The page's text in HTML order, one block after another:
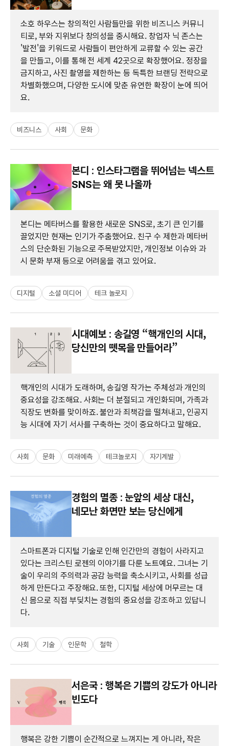
소호 하우스는 창의적인 사람들만을 위한 비즈니스 커뮤니
티로, 부와 지위보다 창의성을 중시해요. 창업자 닉 존스는
'발전'을 키워드로 사람들이 편안하게 교류할 수 있는 공간
을 만들고, 이를 통해 전 세계 42곳으로 확장했어요. 정장을
금지하고, 사진 촬영을 제한하는 등 독특한 브랜딩 전략으로
차별화했으며, 다양한 도시에 맞춘 유연한 확장이 눈에 띄어
요.
비즈니스 사회 문화
본디 : 인스타그램을 뛰어넘는 넥스트
SNS는 왜 못 나올까
본디는 메타버스를 활용한 새로운 SNS로, 초기 큰 인기를
끌었지만 현재는 인기가 주춤했어요. 친구 수 제한과 메타버
스의 단순화된 기능으로 주목받았지만, 개인정보 이슈와 과
시 문화 부재 등으로 어려움을 겪고 있어요.
디지털 소셜 미디어 테크 놀로지
시대예보 : 송길영 “핵개인의 시대,
당신만의 뗏목을 만들어라”
핵개인의 시대가 도래하며, 송길영 작가는 주체성과 개인의
중요성을 강조해요. 사회는 더 분절되고 개인화되며, 가족과
직장도 변화를 맞이하죠. 불안과 죄책감을 떨쳐내고, 인공지
능 시대에 자기 서사를 구축하는 것이 중요하다고 말해요.
사회 문화 미래예측 테크놀로지 자기계발
경험의 멸종 : 눈앞의 세상 대신,
네모난 화면만 보는 당신에게
스마트폰과 디지털 기술로 인해 인간만의 경험이 사라지고
있다는 크리스틴 로젠의 이야기를 다룬 노트예요. 그녀는 기
술이 우리의 주의력과 공감 능력을 축소시키고, 사회를 성급
하게 만든다고 주장해요. 또한, 디지털 세상에 머무르는 대
신 몸으로 직접 부딪치는 경험의 중요성을 강조하고 있답니
다.
사회 기술 인문학 철학
서은국 : 행복은 기쁨의 강도가 아니라
빈도다
행복은 강한 기쁨이 순간적으로 느껴지는 게 아니라, 작은